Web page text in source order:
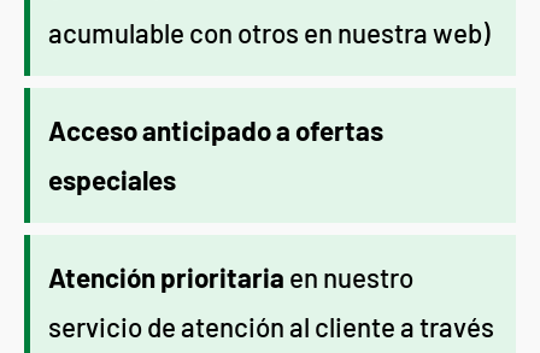
acumulable con otros en nuestra web)
Acceso anticipado a ofertas
especiales
Atención prioritaria en nuestro
servicio de atención al cliente a través